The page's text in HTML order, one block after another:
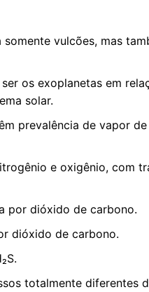
vulcões, mas
os exoplanetas em
solar.
prevalência de vapor
e oxigênio, com
por dióxido de carbono.
dióxido de carbono.
totalmente diferentes